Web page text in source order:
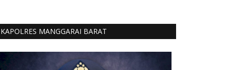
KAPOLRES MANGGARAI BARAT